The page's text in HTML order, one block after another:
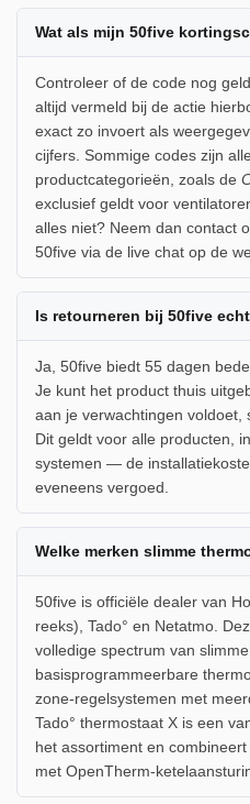
Wat als mijn 50five
Controleer of de code nog
altijd vermeld bij de actie
exact zo invoert als
cijfers. Sommige codes zijn
productcategorieën, zoals de
exclusief geldt voor
alles niet? Neem dan contact
50five via de live chat op de
Is retourneren bij 50five
Ja, 50five biedt 55 dagen
Je kunt het product thuis
aan je verwachtingen voldoet,
Dit geldt voor alle producten,
systemen — de
eveneens vergoed.
Welke merken slimme
50five is officiële dealer van
reeks), Tado° en Netatmo.
volledige spectrum van
basisprogrammeerbare
zone-regelsystemen met
Tado° thermostaat X is een
het assortiment en
met OpenTherm-